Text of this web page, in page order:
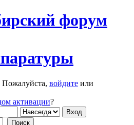
форум
Пожалуйста, войдите или
активации?